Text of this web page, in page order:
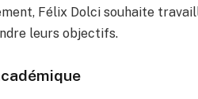
Félix Dolci souhaite
leurs objectifs.